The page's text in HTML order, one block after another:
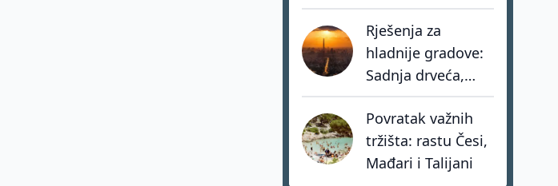
milijarde dolara
prihoda
Rješenja za
hladnije gradove:
Sadnja drveća,
zeleni krovovi i
pametno hlađenje
zgrada
Povratak važnih
tržišta: rastu Česi,
Mađari i Talijani